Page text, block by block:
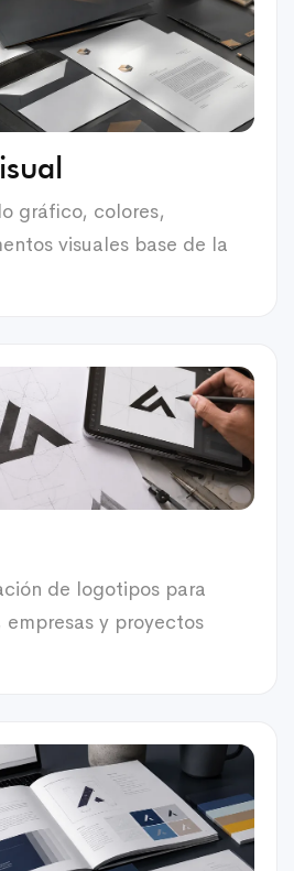
gráfico, colores,
visuales base de la
de logotipos para
y proyectos